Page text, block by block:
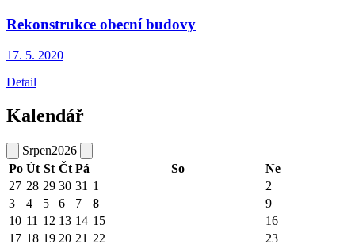
Rekonstrukce obecní budovy
17. 5. 2020
Detail
Kalendář
Srpen2026
Po Út St Čt Pá So
Ne
27 28 29 30 31 1
2
3
4 5 6 7 8
9
10 11 12 13 14 15
16
17 18 19 20 21 22 23